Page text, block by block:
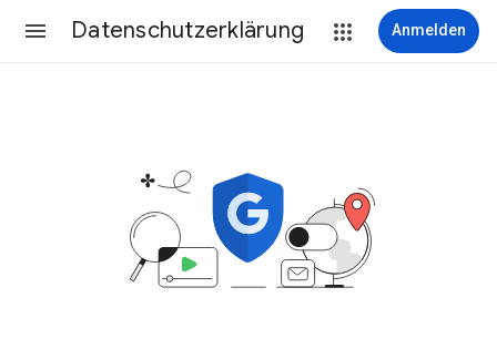
Datenschutzerklärung Anmelden